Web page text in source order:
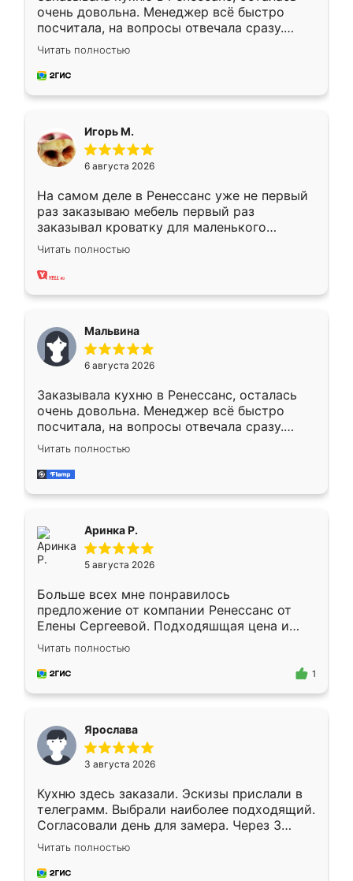
очень довольна. Менеджер всё быстро
посчитала, на вопросы отвечала сразу.
Замерщик приехал в субботу, подошёл к
делу со всей ответственностью. Собрали
за день, ребята работали аккуратно, даже
Читать полностью
Игорь М.
6 августа 2026
На самом деле в Ренессанс уже не первый
раз заказываю мебель первый раз
заказывал кроватку для маленького
ребёнка при его рождении ,во второй раз
заказал шкаф-купе. По качеству очень
хорошее сборка достаточно быстрая,
меньше, здесь же он более разнообразный.
Мне нравится ,если что-то потребуется из
мебели буду заказывать только здесь.
Читать полностью
Мальвина
6 августа 2026
Заказывала кухню в Ренессанс, осталась
очень довольна. Менеджер всё быстро
посчитала, на вопросы отвечала сразу.
Замерщик приехал в субботу, подошёл к
делу со всей ответственностью. Собрали
за день, ребята работали аккуратно, даже
Читать полностью
Аринка Р.
5 августа 2026
Больше всех мне понравилось
предложение от компании Ренессанс от
Елены Сергеевой. Подходяшщая цена и
короткие сроки изготовления. Приехавший
для замера сотрудник Владислав
предложил по моему эскизу самый
Читать полностью
1
Ярослава
3 августа 2026
Кухню здесь заказали. Эскизы прислали в
телеграмм. Выбрали наиболее подходящий.
Согласовали день для замера. Через 3
недели кухня была уже готова. Остались
довольны работой. Спасибо Ренессанс
мебель за качественную работу!
Читать полностью